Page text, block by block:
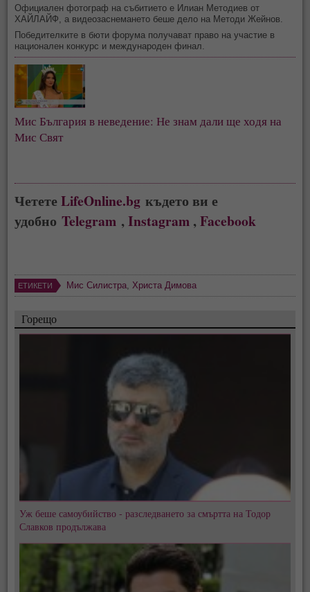
Официален фотограф на събитието е Илиан Методиев от
ХАЙЛАЙФ, а видеозаснемането беше дело на Методи Жейнов.
Победителките в бюти форума получават право на участие в
национален конкурс и международен финал.
Мис България в неведение: Не знам дали ще ходя на
Мис Свят
ЧететеLifeOnline.bg където ви е
удобноTelegram ,Instagram ,Facebook
ЕТИКЕТИ Мис Силистра Христа Димова
Горещо
Уж беше самоубийство - разследването за смъртта на Тодор
Славков продължава